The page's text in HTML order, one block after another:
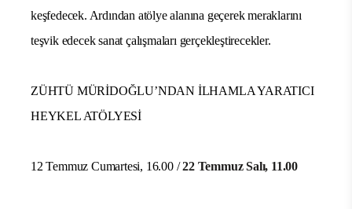
keşfedecek. Ardından atölye alanına geçerek meraklarını
teşvik edecek sanat çalışmaları gerçekleştirecekler.
ZÜHTÜ MÜRİDOĞLU’NDAN İLHAMLA YARATICI
HEYKEL ATÖLYESİ
12 Temmuz Cumartesi, 16.00 /22 Temmuz Salı, 11.00